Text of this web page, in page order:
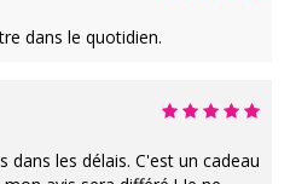
dans le quotidien.
dans les délais. C'est un cadeau